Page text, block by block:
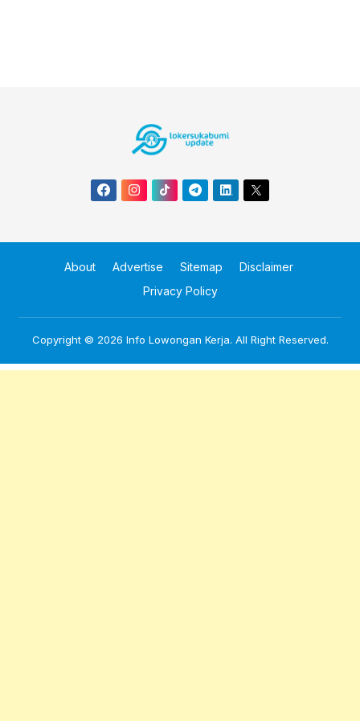
About Advertise Sitemap
Disclaimer
Privacy Policy
Copyright © 2026 Info Lowongan Kerja. All Right Reserved.